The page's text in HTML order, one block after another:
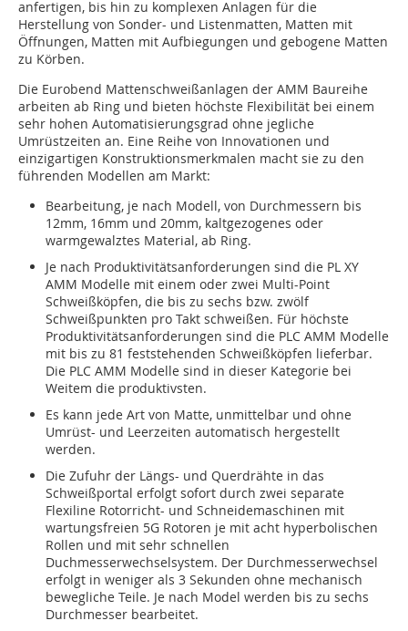
anfertigen, bis hin zu komplexen Anlagen für die
Herstellung von Sonder- und Listenmatten, Matten mit
Öffnungen, Matten mit Aufbiegungen und gebogene Matten
zu Körben.
Die Eurobend Mattenschweißanlagen der AMM Baureihe
arbeiten ab Ring und bieten höchste Flexibilität bei einem
sehr hohen Automatisierungsgrad ohne jegliche
Umrüstzeiten an. Eine Reihe von Innovationen und
einzigartigen Konstruktionsmerkmalen macht sie zu den
führenden Modellen am Markt:
Bearbeitung, je nach Modell, von Durchmessern bis
12mm, 16mm und 20mm, kaltgezogenes oder
warmgewalztes Material, ab Ring.
Je nach Produktivitätsanforderungen sind die PL XY
AMM Modelle mit einem oder zwei Multi-Point
Schweißköpfen, die bis zu sechs bzw. zwölf
Schweißpunkten pro Takt schweißen. Für höchste
Produktivitätsanforderungen sind die PLC AMM Modelle
mit bis zu 81 feststehenden Schweißköpfen lieferbar.
Die PLC AMM Modelle sind in dieser Kategorie bei
Weitem die produktivsten.
Es kann jede Art von Matte, unmittelbar und ohne
Umrüst- und Leerzeiten automatisch hergestellt
werden.
Die Zufuhr der Längs- und Querdrähte in das
Schweißportal erfolgt sofort durch zwei separate
Flexiline Rotorricht- und Schneidemaschinen mit
wartungsfreien 5G Rotoren je mit acht hyperbolischen
Rollen und mit sehr schnellen
Duchmesserwechselsystem. Der Durchmesserwechsel
erfolgt in weniger als 3 Sekunden ohne mechanisch
bewegliche Teile. Je nach Model werden bis zu sechs
Durchmesser bearbeitet.